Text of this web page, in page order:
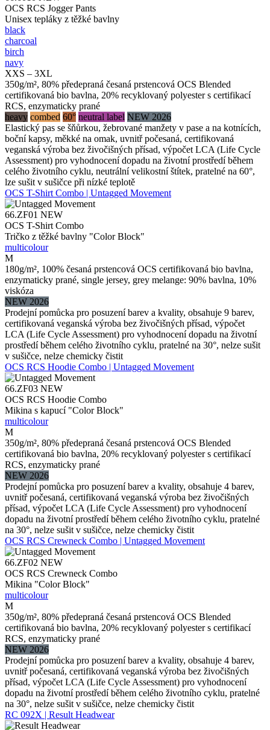
OCS RCS Jogger Pants
Unisex tepláky z těžké bavlny
black
charcoal
birch
navy
XXS – 3XL
350g/m², 80% předepraná česaná prstencová OCS Blended
certifikovaná bio bavlna, 20% recyklovaný polyester s certifikací
RCS, enzymaticky prané
heavy combed 60° neutral label NEW 2026
Elastický pas se šňůrkou, žebrované manžety v pase a na kotnících,
boční kapsy, měkké na omak, uvnitř počesaná, certifikovaná
veganská výroba bez živočišných přísad, výpočet LCA (Life Cycle
Assessment) pro vyhodnocení dopadu na životní prostředí během
celého životního cyklu, neutrální velikostní štítek, pratelné na 60°,
lze sušit v sušičce při nízké teplotě
OCS T-Shirt Combo | Untagged Movement
66.ZF01 NEW
OCS T-Shirt Combo
Tričko z těžké bavlny "Color Block"
multicolour
M
180g/m², 100% česaná prstencová OCS certifikovaná bio bavlna,
enzymaticky prané, single jersey, grey melange: 90% bavlna, 10%
viskóza
NEW 2026
Prodejní pomůcka pro posuzení barev a kvality, obsahuje 9 barev,
certifikovaná veganská výroba bez živočišných přísad, výpočet
LCA (Life Cycle Assessment) pro vyhodnocení dopadu na životní
prostředí během celého životního cyklu, pratelné na 30°, nelze sušit
v sušičce, nelze chemicky čistit
OCS RCS Hoodie Combo | Untagged Movement
66.ZF03 NEW
OCS RCS Hoodie Combo
Mikina s kapucí "Color Block"
multicolour
M
350g/m², 80% předepraná česaná prstencová OCS Blended
certifikovaná bio bavlna, 20% recyklovaný polyester s certifikací
RCS, enzymaticky prané
NEW 2026
Prodejní pomůcka pro posuzení barev a kvality, obsahuje 4 barev,
uvnitř počesaná, certifikovaná veganská výroba bez živočišných
přísad, výpočet LCA (Life Cycle Assessment) pro vyhodnocení
dopadu na životní prostředí během celého životního cyklu, pratelné
na 30°, nelze sušit v sušičce, nelze chemicky čistit
OCS RCS Crewneck Combo | Untagged Movement
66.ZF02 NEW
OCS RCS Crewneck Combo
Mikina "Color Block"
multicolour
M
350g/m², 80% předepraná česaná prstencová OCS Blended
certifikovaná bio bavlna, 20% recyklovaný polyester s certifikací
RCS, enzymaticky prané
NEW 2026
Prodejní pomůcka pro posuzení barev a kvality, obsahuje 4 barev,
uvnitř počesaná, certifikovaná veganská výroba bez živočišných
přísad, výpočet LCA (Life Cycle Assessment) pro vyhodnocení
dopadu na životní prostředí během celého životního cyklu, pratelné
na 30°, nelze sušit v sušičce, nelze chemicky čistit
RC 092X | Result Headwear